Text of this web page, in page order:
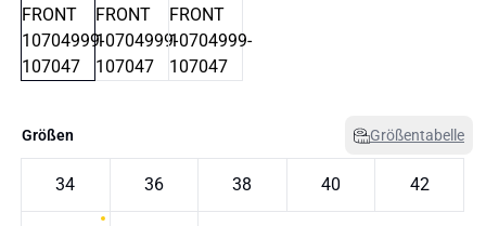
Größen Größentabelle
34 36 38 40 42